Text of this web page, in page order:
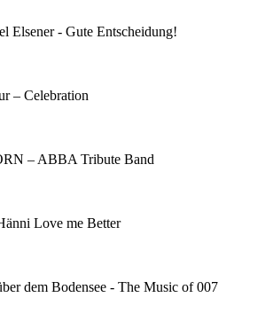
Elsener - Gute Entscheidung!
– Celebration
– ABBA Tribute Band
Love me Better
dem Bodensee - The Music of 007